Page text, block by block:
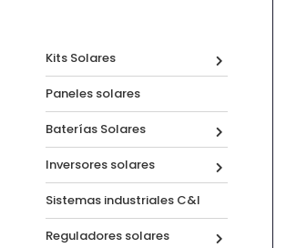
Kits Solares
Paneles solares
Baterías Solares
Inversores solares
Sistemas industriales C&I
Reguladores solares